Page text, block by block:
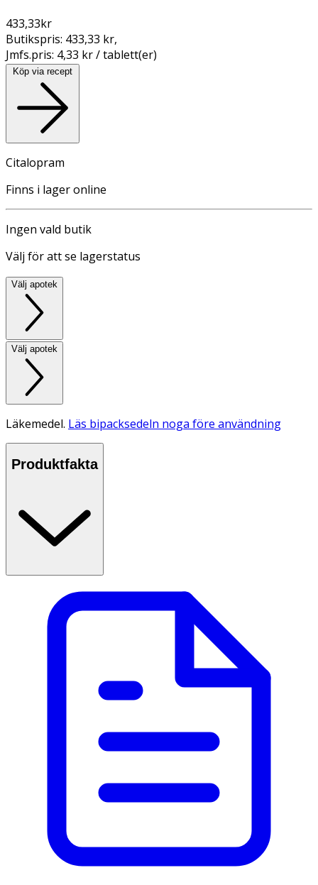
433,33kr
Butikspris: 433,33 kr,
Jmfs.pris: 4,33 kr / tablett(er)
Köp via recept
Citalopram
Finns i lager online
Ingen vald butik
Välj för att se lagerstatus
Välj apotek
Välj apotek
Läkemedel. Läs bipacksedeln noga före användning
Produktfakta